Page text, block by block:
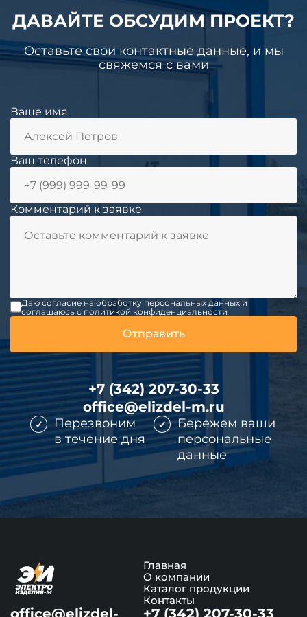
ДАВАЙТЕ ОБСУДИМ ПРОЕКТ?
Оставьте свои контактные данные, и мы
свяжемся с вами
Ваше имя
Ваш телефон
Комментарий к заявке
Даю согласие на обработку персональных данных и
соглашаюсь c политикой конфиденциальности
+7 (342) 207-30-33
office@elizdel-m.ru
Перезвоним
в течение дня
Бережем ваши
персональные
данные
Главная
О компании
Каталог продукции
Контакты
office@elizdel- +7 (342) 207-30-33